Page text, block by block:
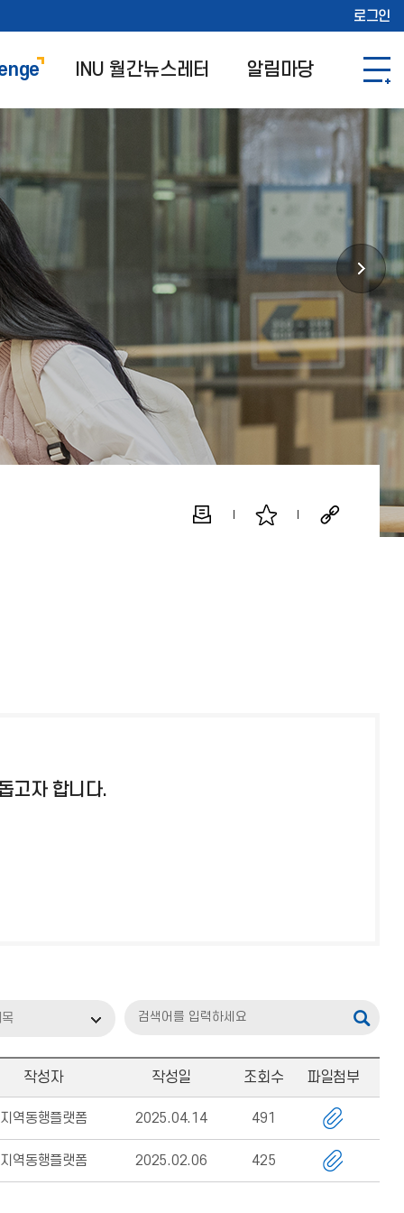
로그인
INU 월간뉴스레터 알림마당
고자 합니다.
목
작성자 작성일 조회수 파일첨부
지역동행플랫폼 2025.04.14 491
지역동행플랫폼 2025.02.06 425